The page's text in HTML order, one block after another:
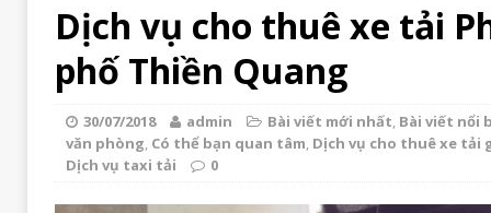
Dịch vụ cho thuê xe tải
phố Thiền Quang
30/07/2018 admin Bài viết mới nhất, Bài viết nổi
văn phòng, Có thể bạn quan tâm, Dịch vụ cho thuê xe tải
Dịch vụ taxi tải
0